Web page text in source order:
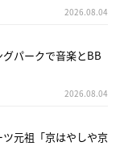
2026.08.04
パークで音楽とBB
2026.08.04
元祖「京はやしや京